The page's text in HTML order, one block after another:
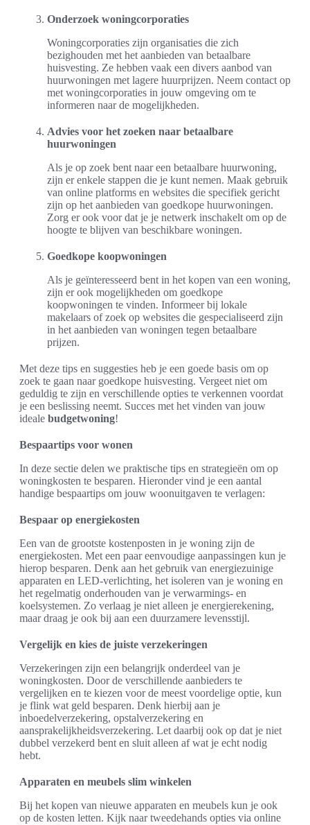
Onderzoek woningcorporaties
Woningcorporaties zijn organisaties die zich
bezighouden met het aanbieden van betaalbare
huisvesting. Ze hebben vaak een divers aanbod van
huurwoningen met lagere huurprijzen. Neem contact op
met woningcorporaties in jouw omgeving om te
informeren naar de mogelijkheden.
Advies voor het zoeken naar betaalbare
huurwoningen
Als je op zoek bent naar een betaalbare huurwoning,
zijn er enkele stappen die je kunt nemen. Maak gebruik
van online platforms en websites die specifiek gericht
zijn op het aanbieden van goedkope huurwoningen.
Zorg er ook voor dat je je netwerk inschakelt om op de
hoogte te blijven van beschikbare woningen.
Goedkope koopwoningen
Als je geïnteresseerd bent in het kopen van een woning,
zijn er ook mogelijkheden om goedkope
koopwoningen te vinden. Informeer bij lokale
makelaars of zoek op websites die gespecialiseerd zijn
in het aanbieden van woningen tegen betaalbare
prijzen.
Met deze tips en suggesties heb je een goede basis om op
zoek te gaan naar goedkope huisvesting. Vergeet niet om
geduldig te zijn en verschillende opties te verkennen voordat
je een beslissing neemt. Succes met het vinden van jouw
ideale budgetwoning!
Bespaartips voor wonen
In deze sectie delen we praktische tips en strategieën om op
woningkosten te besparen. Hieronder vind je een aantal
handige bespaartips om jouw woonuitgaven te verlagen:
Bespaar op energiekosten
Een van de grootste kostenposten in je woning zijn de
energiekosten. Met een paar eenvoudige aanpassingen kun je
hierop besparen. Denk aan het gebruik van energiezuinige
apparaten en LED-verlichting, het isoleren van je woning en
het regelmatig onderhouden van je verwarmings- en
koelsystemen. Zo verlaag je niet alleen je energierekening,
maar draag je ook bij aan een duurzamere levensstijl.
Vergelijk en kies de juiste verzekeringen
Verzekeringen zijn een belangrijk onderdeel van je
woningkosten. Door de verschillende aanbieders te
vergelijken en te kiezen voor de meest voordelige optie, kun
je flink wat geld besparen. Denk hierbij aan je
inboedelverzekering, opstalverzekering en
aansprakelijkheidsverzekering. Let daarbij ook op dat je niet
dubbel verzekerd bent en sluit alleen af wat je echt nodig
hebt.
Apparaten en meubels slim winkelen
Bij het kopen van nieuwe apparaten en meubels kun je ook
op de kosten letten. Kijk naar tweedehands opties via online